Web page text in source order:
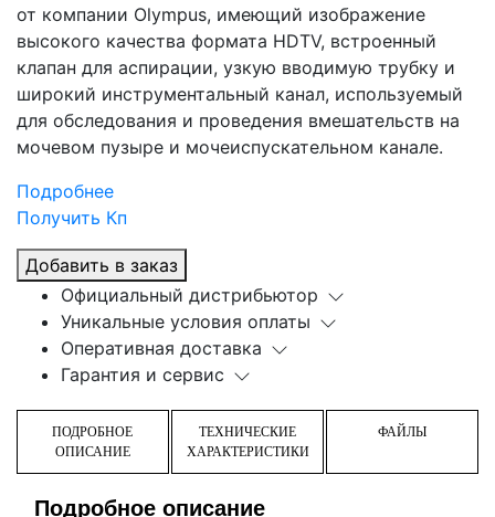
от компании Olympus, имеющий изображение
высокого качества формата HDTV, встроенный
клапан для аспирации, узкую вводимую трубку и
широкий инструментальный канал, используемый
для обследования и проведения вмешательств на
мочевом пузыре и мочеиспускательном канале.
Подробнее
Получить Кп
Добавить в заказ
Официальный дистрибьютор
Уникальные условия оплаты
Оперативная доставка
Гарантия и сервис
ПОДРОБНОЕ
ОПИСАНИЕ
ТЕХНИЧЕСКИЕ
ХАРАКТЕРИСТИКИ
ФАЙЛЫ
Подробное описание